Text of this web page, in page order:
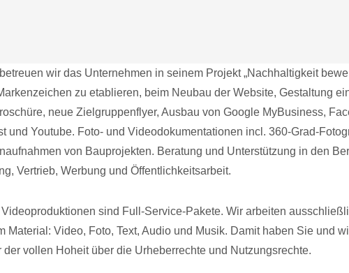
wir das Unternehmen in seinem Projekt „Nachhaltigkeit
zu etablieren, beim Neubau der Website, Gestaltung
neue Zielgruppenflyer, Ausbau von Google MyBusiness,
und Youtube. Foto- und Videodokumentationen incl. 360-Grad-
von Bauprojekten. Beratung und Unterstützung in den
Vertrieb, Werbung und Öffentlichkeitsarbeit.
sind Full-Service-Pakete. Wir arbeiten
Material: Video, Foto, Text, Audio und Musik. Damit haben Sie und
der vollen Hoheit über die Urheberrechte und Nutzungsrechte.